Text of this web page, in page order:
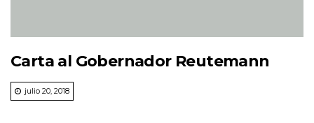
Carta al Gobernador Reutemann
julio 20, 2018